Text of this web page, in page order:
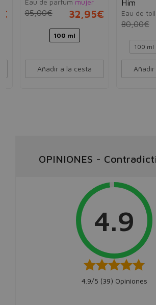
Eau de parfum mujer
85,00€ 32,95€
100 ml
Añadir a la cesta
Him
Eau de
80,00€
100 ml
OPINIONES -
4.9
4.9/5 (39) Opiniones